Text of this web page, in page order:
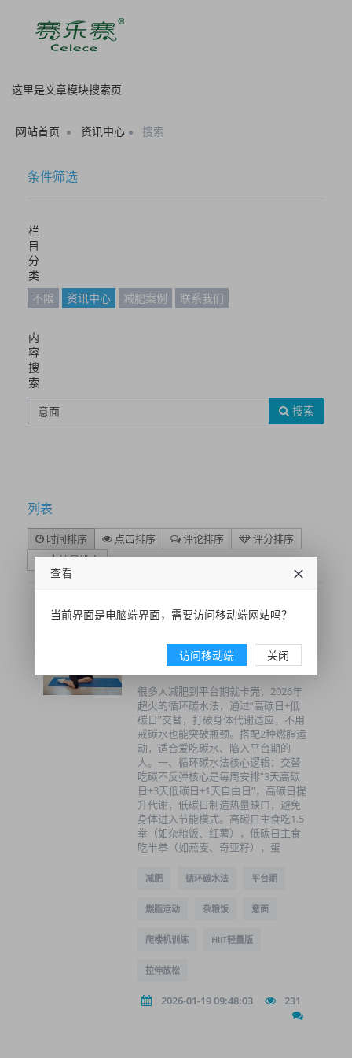
这里是文章模块搜索页
网站首页 资讯中心 搜索
条件筛选
栏
目
分
类
不限
资讯中心 减肥案例 联系我们
内
容
搜
索
搜索
列表
时间排序 点击排序 评论排序
评分排序
支持量排序
南，搭配燃脂运动，爱吃碳水
也能瘦
很多人减肥到平台期就卡壳，2026年
超火的循环碳水法，通过“高碳日+低
碳日”交替，打破身体代谢适应，不用
戒碳水也能突破瓶颈。搭配2种燃脂运
动，适合爱吃碳水、陷入平台期的
人。一、循环碳水法核心逻辑：交替
吃碳不反弹核心是每周安排“3天高碳
日+3天低碳日+1天自由日”，高碳日提
升代谢，低碳日制造热量缺口，避免
身体进入节能模式。高碳日主食吃1.5
拳（如杂粮饭、红薯），低碳日主食
吃半拳（如燕麦、奇亚籽），蛋
减肥 循环碳水法 平台期
燃脂运动 杂粮饭 意面
爬楼机训练 HIIT轻量版
拉伸放松
2026-01-19 09:48:03 231
查看
当前界面是电脑端界面，需要访问移动端网站吗？
访问移动端 关闭